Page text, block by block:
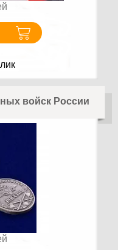
войск России